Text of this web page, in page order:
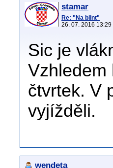
stamar
Re: "Na blint"
26. 07. 2016 13:29
Sic je
Vzhledem
čtvrtek. V
vyjížděli.
wendeta